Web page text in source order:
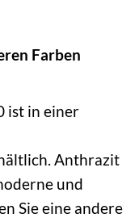
Farben
ist in einer
Anthrazit
und
Sie eine andere